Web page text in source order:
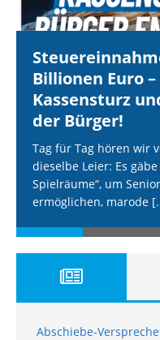
Billionen Euro
Kassensturz
der Bürger!
Tag für Tag hören wir
dieselbe Leier: Es
Spielräume“, um
ermöglichen, marode
Abschiebe-